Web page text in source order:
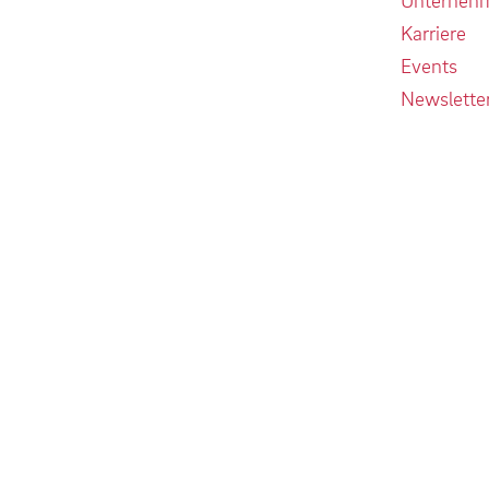
Karriere
Events